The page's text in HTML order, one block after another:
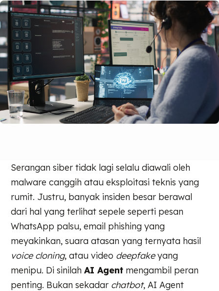
Serangan siber tidak lagi selalu diawali oleh
malware canggih atau eksploitasi teknis yang
rumit. Justru, banyak insiden besar berawal
dari hal yang terlihat sepele seperti pesan
WhatsApp palsu, email phishing yang
meyakinkan, suara atasan yang ternyata hasil
voice cloning, atau video deepfakeyang
menipu. Di sinilahAI Agent mengambil peran
penting. Bukan sekadar chatbot, AI Agent